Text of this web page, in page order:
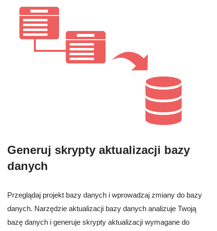
Generuj skrypty aktualizacji bazy
danych
Przeglądaj projekt bazy danych i wprowadzaj zmiany do bazy
danych. Narzędzie aktualizacji bazy danych analizuje Twoją
bazę danych i generuje skrypty aktualizacji wymagane do